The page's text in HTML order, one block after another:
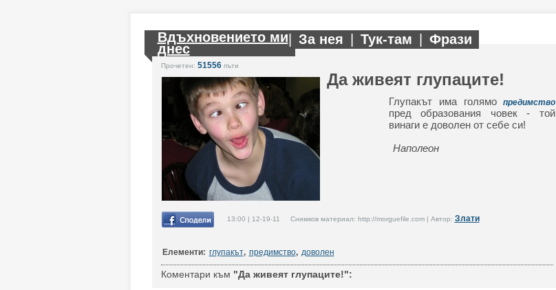
Вдъхновението ми
днес
| За нея Тук-там Фрази
Прочетен: 51556пъти
Да живеят глупаците!
Глупакът има голямопредимство
пред образования човек - той
винаги е доволен от себе си!
Наполеон
13:00 | 12-19-11 Снимков материал: http://morguefile.com | Автор: Злати
Елементи: глупакът, предимство, доволен
Коментари към "Да живеят глупаците!":